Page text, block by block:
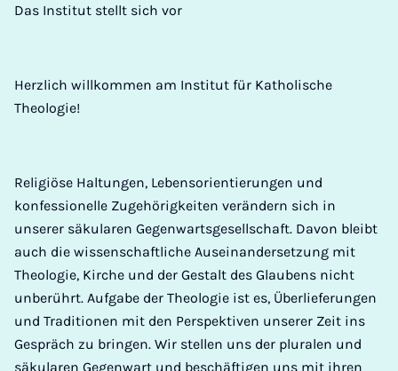
Das Institut stellt sich vor
Herzlich willkommen am Institut für Katholische
Theologie!
Religiöse Haltungen, Lebensorientierungen und
konfessionelle Zugehörigkeiten verändern sich in
unserer säkularen Gegenwartsgesellschaft. Davon bleibt
auch die wissenschaftliche Auseinandersetzung mit
Theologie, Kirche und der Gestalt des Glaubens nicht
unberührt. Aufgabe der Theologie ist es, Überlieferungen
und Traditionen mit den Perspektiven unserer Zeit ins
Gespräch zu bringen. Wir stellen uns der pluralen und
säkularen Gegenwart und beschäftigen uns mit ihren